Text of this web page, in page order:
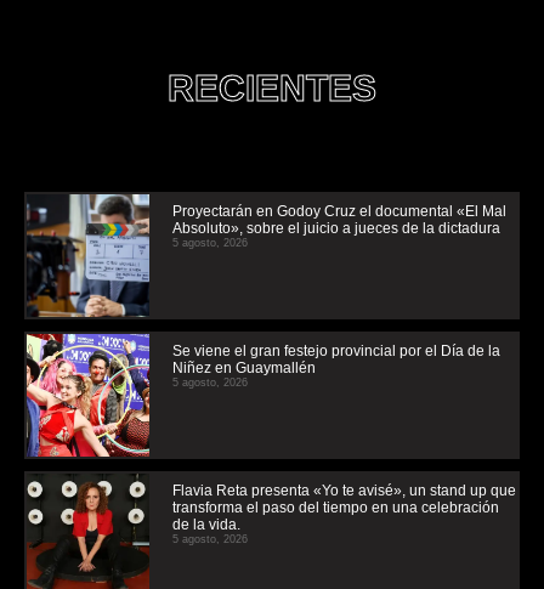
RECIENTES
Proyectarán en Godoy Cruz el documental «El Mal
Absoluto», sobre el juicio a jueces de la dictadura
5 agosto, 2026
Se viene el gran festejo provincial por el Día de la
Niñez en Guaymallén
5 agosto, 2026
Flavia Reta presenta «Yo te avisé», un stand up que
transforma el paso del tiempo en una celebración
de la vida.
5 agosto, 2026